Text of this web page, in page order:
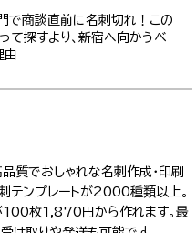
で商談直前に名刺切れ！この
て探すより、新宿へ向かうべ
由
質でおしゃれな名刺作成・印刷
テンプレートが2000種類以上。
100枚1,870円から作れます。最